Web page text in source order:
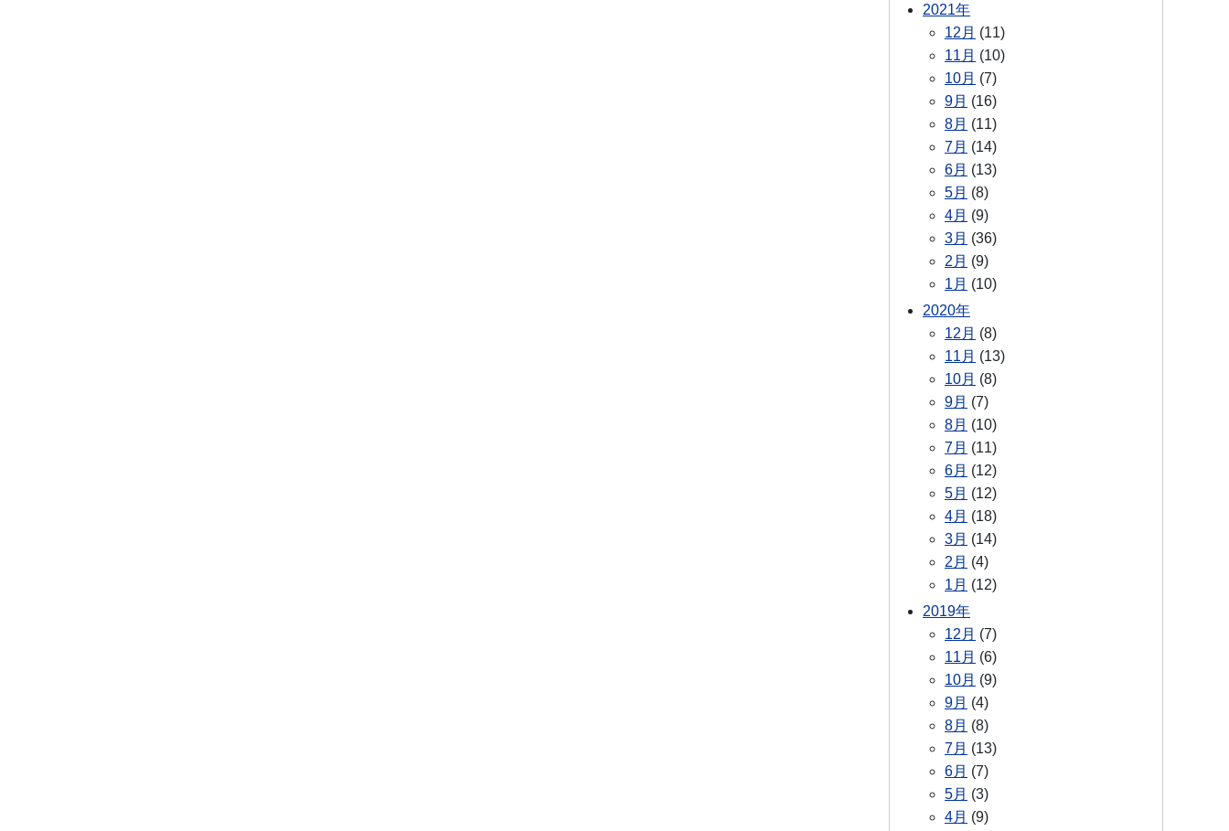
2021年
12月 (11)
11月 (10)
10月 (7)
9月 (16)
8月 (11)
7月 (14)
6月 (13)
5月 (8)
4月 (9)
3月 (36)
2月 (9)
1月 (10)
2020年
12月 (8)
11月 (13)
10月 (8)
9月 (7)
8月 (10)
7月 (11)
6月 (12)
5月 (12)
4月 (18)
3月 (14)
2月 (4)
1月 (12)
2019年
12月 (7)
11月 (6)
10月 (9)
9月 (4)
8月 (8)
7月 (13)
6月 (7)
5月 (3)
4月 (9)